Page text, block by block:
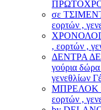
σε
εορτών ,
, εορτών ,
ΔΕΝΤΡΑ
γούρια
γενεθλίων
ΜΠΡΕΛΟΚ
εορτών ,